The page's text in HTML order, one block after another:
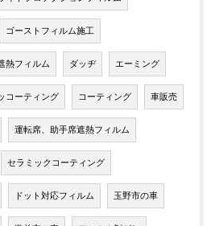
ゴーストフィルム施工
熱フィルム ダッヂ エーミング
コーティング コーティング 車販売
運転席、助手席遮熱フィルム
セラミックコーティング
ドット対応フィルム 玉野市の車